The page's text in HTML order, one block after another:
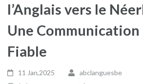
l’Anglais vers le
Une
Fiable
11 Jan,2025
abclanguesbe